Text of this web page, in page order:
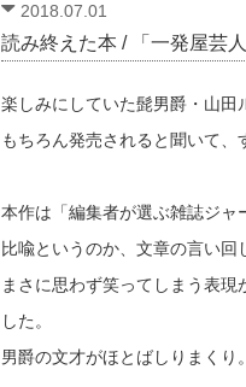
2018.07.01
読み終えた本 / 「一発屋芸
楽しみにしていた髭男爵・山田
もちろん発売されると聞いて、
本作は「編集者が選ぶ雑誌ジャ
比喩というのか、文章の言い回
まさに思わず笑ってしまう表
した。
男爵の文才がほとばしりまくり。